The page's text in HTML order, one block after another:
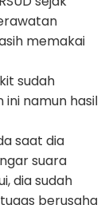
memakai
sudah
namun hasil
saat dia
suara
dia sudah
berusaha